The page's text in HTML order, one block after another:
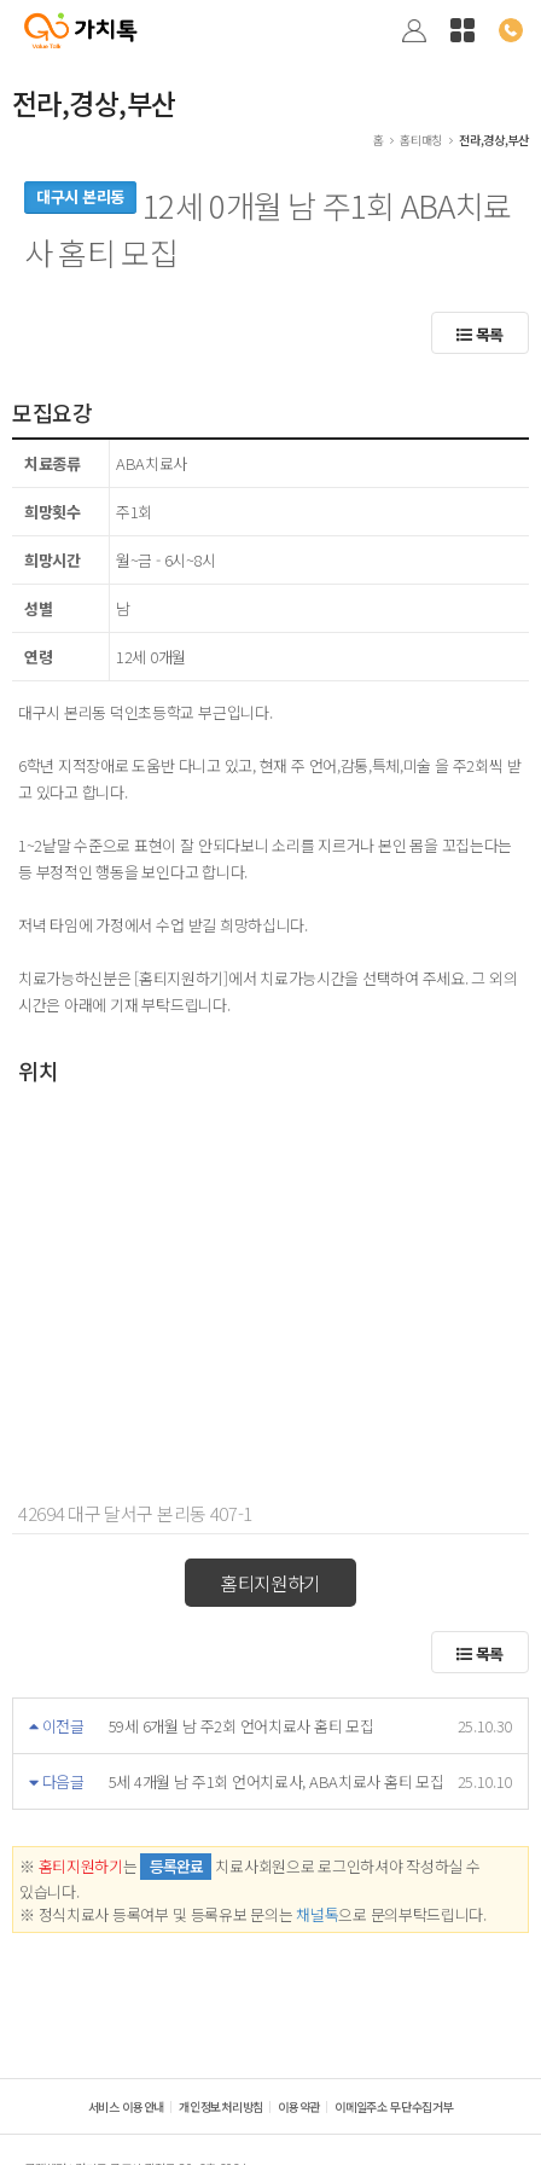
전라,경상,부산
홈 홈티매칭 전라,경상,부산
대구시 본리동
12세 0개월 남 주1회 ABA치료
사 홈티 모집
목록
모집요강
치료종류 ABA치료사
희망횟수 주1회
희망시간 월~금 - 6시~8시
성별 남
연령 12세 0개월
대구시 본리동 덕인초등학교 부근입니다.
6학년 지적장애로 도움반 다니고 있고, 현재 주 언어,감통,특체,미술 을 주2회씩 받
고 있다고 합니다.
1~2낱말 수준으로 표현이 잘 안되다보니 소리를 지르거나 본인 몸을 꼬집는다는
등 부정적인 행동을 보인다고 합니다.
저녁 타임에 가정에서 수업 받길 희망하십니다.
치료가능하신분은 [홈티지원하기]에서 치료가능시간을 선택하여 주세요. 그 외의
시간은 아래에 기재 부탁드립니다.
위치
42694 대구 달서구 본리동 407-1
홈티지원하기
목록
이전글 59세 6개월 남 주2회 언어치료사 홈티 모집 25.10.30
다음글 5세 4개월 남 주1회 언어치료사, ABA치료사 홈티 모집 25.10.10
※ 홈티지원하기는 등록완료 치료사회원으로 로그인하셔야 작성하실 수
있습니다.
※ 정식치료사 등록여부 및 등록유보 문의는 채널톡으로 문의부탁드립니다.
서비스 이용안내 개인정보처리방침 이용약관 이메일주소 무단수집거부